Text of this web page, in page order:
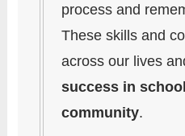
process and
These skills and
across our lives
success in
community.